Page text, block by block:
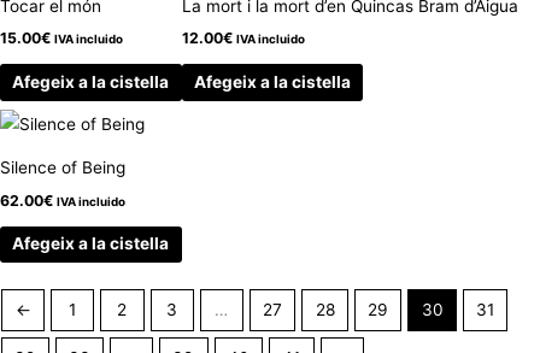
Tocar el món
15.00€ IVA incluido
Afegeix a la cistella
La mort i la mort d’en Quincas Bram d’Aigua
12.00€ IVA incluido
Afegeix a la cistella
Silence of Being
62.00€ IVA incluido
Afegeix a la cistella
← 1 2 3 … 27 28 29 30 31